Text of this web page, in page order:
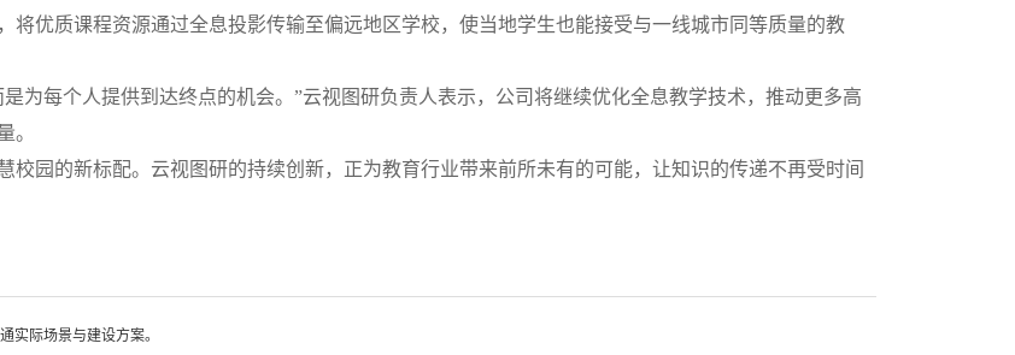
将优质课程资源通过全息投影传输至偏远地区学校，使当地学生也能接受与一线城市同等质量的教
为每个人提供到达终点的机会。”云视图研负责人表示，公司将继续优化全息教学技术，推动更多高
。
园的新标配。云视图研的持续创新，正为教育行业带来前所未有的可能，让知识的传递不再受时间
实际场景与建设方案。